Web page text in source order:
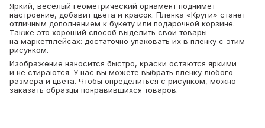
Яркий, веселый геометрический орнамент поднимет
настроение, добавит цвета и красок. Пленка «Круги» станет
отличным дополнением к букету или подарочной корзине.
Также это хороший способ выделить свои товары
на маркетплейсах: достаточно упаковать их в пленку с этим
рисунком.
Изображение наносится быстро, краски остаются яркими
и не стираются. У нас вы можете выбрать пленку любого
размера и цвета. Чтобы определиться с рисунком, можно
заказать образцы понравившихся товаров.